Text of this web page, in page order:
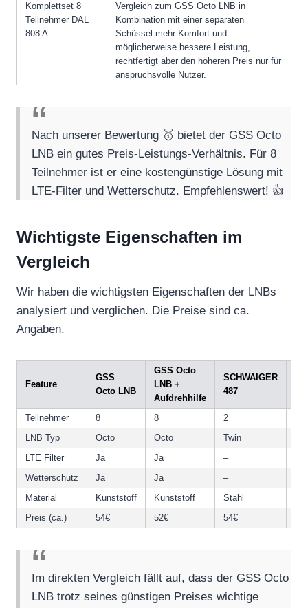
Komplettset 8
Teilnehmer DAL
808 A
Vergleich zum GSS Octo LNB in
Kombination mit einer separaten
Schüssel mehr Komfort und
möglicherweise bessere Leistung,
rechtfertigt aber den höheren Preis nur für
anspruchsvolle Nutzer.
Nach unserer Bewertung 🥇 bietet der GSS Octo
LNB ein gutes Preis-Leistungs-Verhältnis. Für 8
Teilnehmer ist er eine kostengünstige Lösung mit
LTE-Filter und Wetterschutz. Empfehlenswert! 👍
Wichtigste Eigenschaften im
Vergleich
Wir haben die wichtigsten Eigenschaften der LNBs
analysiert und verglichen. Die Preise sind ca.
Angaben.
Feature
GSS
Octo LNB
GSS Octo
LNB +
Aufdrehhilfe
SCHWAIGER
487
Teilnehmer
8 8 2
LNB Typ
Octo Octo Twin
LTE Filter
Ja Ja –
Wetterschutz
Ja Ja –
Material
Kunststoff Kunststoff Stahl
Preis (ca.)
54€ 52€ 54€
Im direkten Vergleich fällt auf, dass der GSS Octo
LNB trotz seines günstigen Preises wichtige